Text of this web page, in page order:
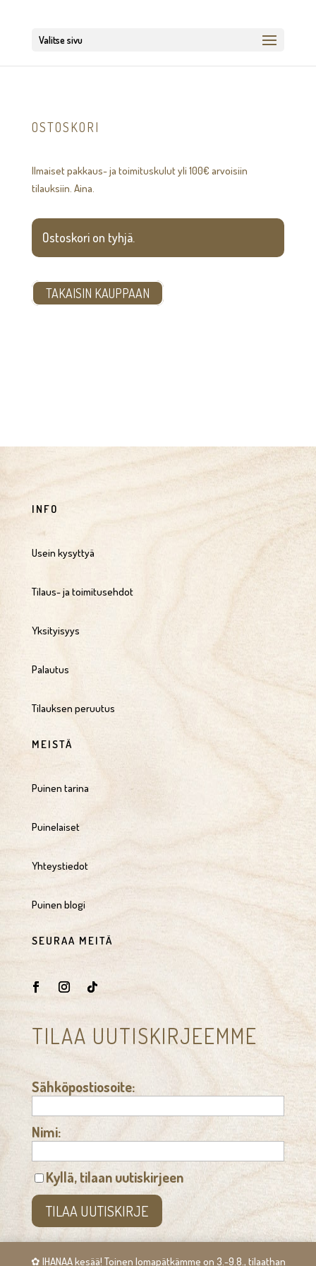
✿ IHANAA kesää! Toinen lomapätkämme on 3.-9.8., tilaathan
Valitse sivu
OSTOSKORI
Ilmaiset pakkaus- ja toimituskulut yli 100€ arvoisiin
tilauksiin. Aina.
Ostoskori on tyhjä.
TAKAISIN KAUPPAAN
INFO
Usein kysyttyä
Tilaus- ja toimitusehdot
Yksityisyys
Palautus
Tilauksen peruutus
MEISTÄ
Puinen tarina
Puinelaiset
Yhteystiedot
Puinen blogi
SEURAA MEITÄ
TILAA UUTISKIRJEEMME
Sähköpostiosoite:
Nimi:
Kyllä, tilaan uutiskirjeen